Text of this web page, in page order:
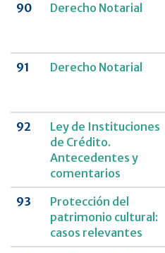
90 Derecho Notarial
91 Derecho Notarial
92
Ley de Instituciones
de Crédito.
Antecedentes y
comentarios
93
Protección del
patrimonio cultural:
casos relevantes